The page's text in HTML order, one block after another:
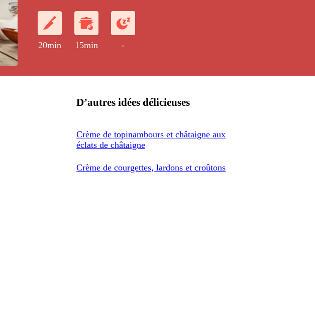
20min 15min -
D’autres idées délicieuses
Crème de topinambours et châtaigne aux
éclats de châtaigne
Crème de courgettes, lardons et croûtons